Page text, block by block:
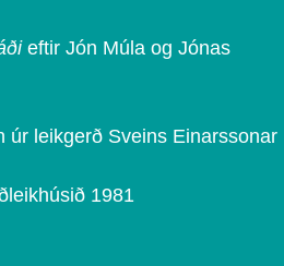
eftir Jón Múla og Jónas
úr leikgerð Sveins Einarssonar
1981